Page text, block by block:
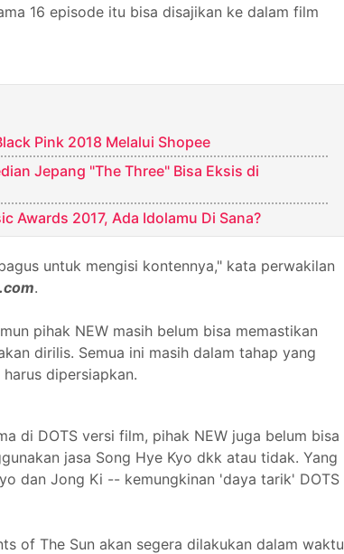
16 episode itu bisa disajikan ke dalam film
Pink 2018 Melalui Shopee
Jepang "The Three" Bisa Eksis di
Awards 2017, Ada Idolamu Di Sana?
untuk mengisi kontennya," kata perwakilan
.
pihak NEW masih belum bisa memastikan
dirilis. Semua ini masih dalam tahap yang
dipersiapkan.
di DOTS versi film, pihak NEW juga belum bisa
jasa Song Hye Kyo dkk atau tidak. Yang
dan Jong Ki -- kemungkinan 'daya tarik' DOTS
of The Sun akan segera dilakukan dalam waktu